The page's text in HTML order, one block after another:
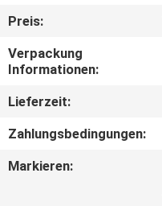
TRETEN
SIE
MIT
UNS
IN
VERBINDUNG
Preis:
Verpackung
Informationen:
Lieferzeit:
Zahlungsbedingungen:
Markieren: